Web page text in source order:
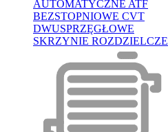
AUTOMATYCZNE ATF
BEZSTOPNIOWE CVT
DWUSPRZĘGŁOWE
SKRZYNIE ROZDZIELCZE